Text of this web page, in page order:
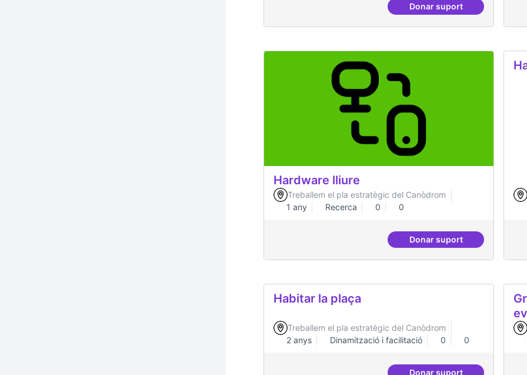
Donar suportIdees per la millora
Hardware lliure
Treballem el pla estratègic del Canòdrom
1 any
Recerca 0 0
Donar suportHardware lliure